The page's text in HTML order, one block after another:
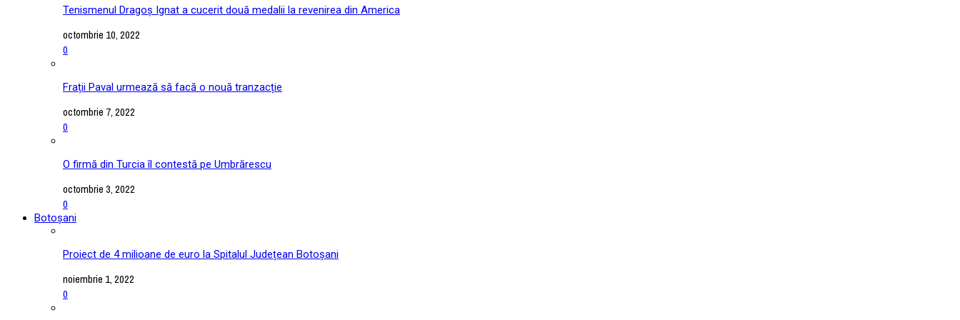
Tenismenul Dragoș Ignat a cucerit două medalii la revenirea din America
octombrie 10, 2022
0
Frații Paval urmează să facă o nouă tranzacție
octombrie 7, 2022
0
O firmă din Turcia îl contestă pe Umbrărescu
octombrie 3, 2022
0
Botoșani
Proiect de 4 milioane de euro la Spitalul Județean Botoșani
noiembrie 1, 2022
0